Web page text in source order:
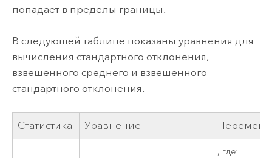
попадает в пределы границы.
В следующей таблице показаны уравнения для
вычисления стандартного отклонения,
взвешенного среднего и взвешенного
стандартного отклонения.
Статистика Уравнение
, где: